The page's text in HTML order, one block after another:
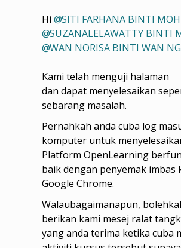
Hi
SITI FARHANA BINTI
SUZANALELAWATTY BINTI
WAN NORISA BINTI WAN
Kami telah menguji halaman
dan dapat menyelesaikan
sebarang masalah.
Pernahkah anda cuba log
komputer untuk
Platform OpenLearning
baik dengan penyemak imbas
Google Chrome.
Walaubagaimanapun,
berikan kami mesej ralat
yang anda terima ketika cuba